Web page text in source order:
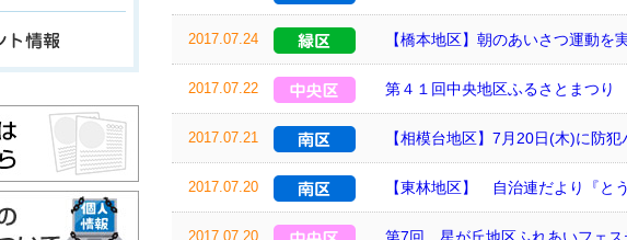
2017.07.24 【橋本地区】朝のあいさつ運動を
2017.07.22 第４１回中央地区ふるさとまつり
2017.07.21 【相模台地区】7月20日(木)に防
2017.07.20 【東林地区】 自治連だより『と
2017.07.20